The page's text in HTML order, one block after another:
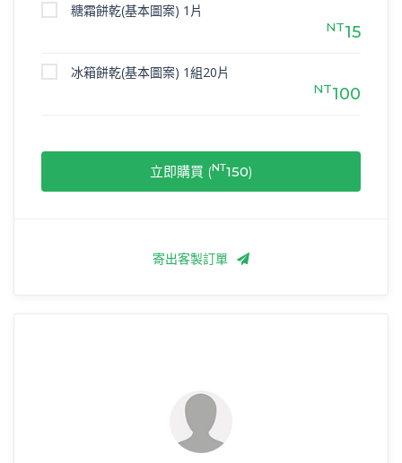
立即購買 (NT150)
糖霜餅乾(基本圖案) 1片
NT15
冰箱餅乾(基本圖案) 1組20片
NT100
寄出客製訂單